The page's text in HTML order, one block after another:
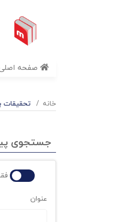
صفحه
خانه تحقیقات
جستجوی
عنوان